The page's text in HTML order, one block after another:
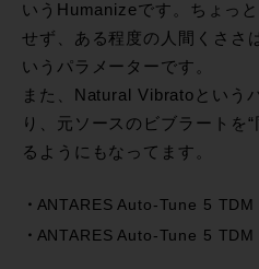
いうHumanizeです。ちょっ
せず、ある程度の人間くさ
いうパラメーターです。
また、Natural Vibratoという
り、元ソースのビブラートを
るようにもなってます。
ANTARES Auto-Tune 5 TDM
ANTARES Auto-Tune 5